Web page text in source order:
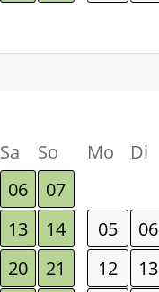
Sa
So
06
07
13
14
20 21
Mo Di
05
06
12
13